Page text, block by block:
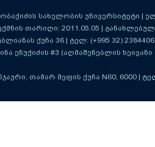
სახელობის უნივერსიტეტი |
თარიღი: 2011.05.05 |
ქუჩა 36 | ტელ: (+995 32)
ენუქიძის #3 (აღმაშენებლის ხეივანი
თამარ მეფის ქუჩა N60; 6000 |